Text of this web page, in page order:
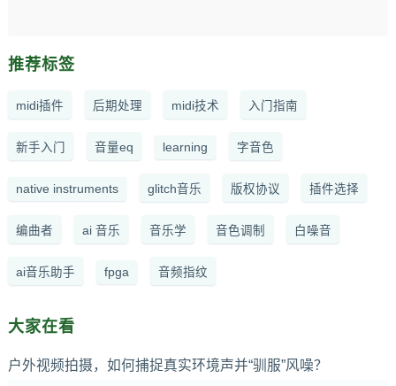
推荐标签
midi插件 后期处理 midi技术 入门指南
新手入门 音量eq learning 字音色
native instruments glitch音乐 版权协议 插件选择
编曲者 ai 音乐 音乐学 音色调制 白噪音
ai音乐助手 fpga 音频指纹
大家在看
户外视频拍摄，如何捕捉真实环境声并“驯服”风噪？